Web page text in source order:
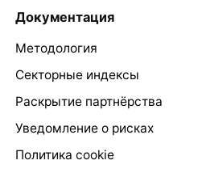
Документация
Методология
Секторные индексы
Раскрытие партнёрства
Уведомление о рисках
Политика cookie